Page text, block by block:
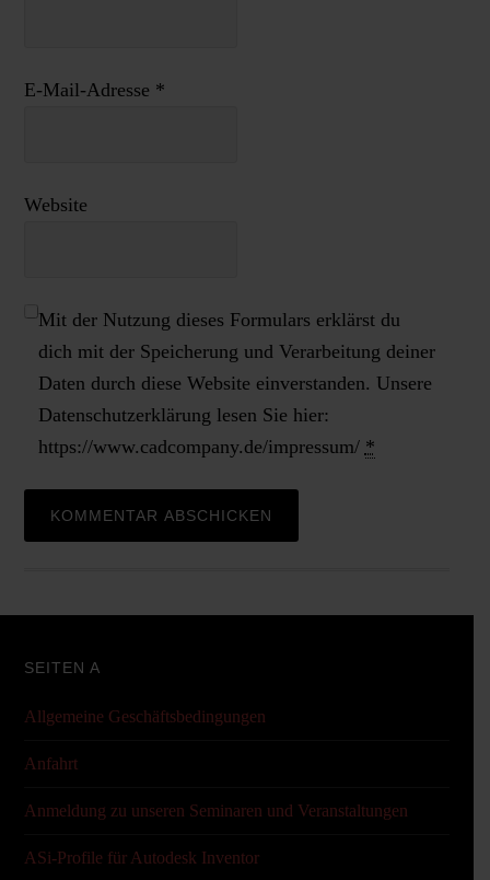
E-Mail-Adresse *
Website
Mit der Nutzung dieses Formulars erklärst du
dich mit der Speicherung und Verarbeitung deiner
Daten durch diese Website einverstanden. Unsere
Datenschutzerklärung lesen Sie hier:
https://www.cadcompany.de/impressum/ *
SEITEN A
Allgemeine Geschäftsbedingungen
Anfahrt
Anmeldung zu unseren Seminaren und Veranstaltungen
ASi-Profile für Autodesk Inventor